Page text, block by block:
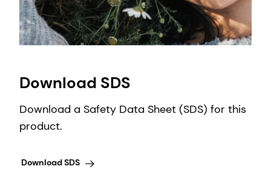
Download SDS
Download a Safety Data Sheet (SDS) for this
product.
Download SDS